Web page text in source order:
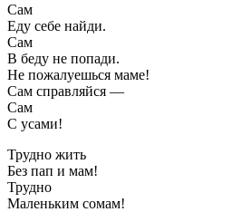
Сам
Еду себе найди.
Сам
В беду не попади.
Не пожалуешься маме!
Сам справляйся —
Сам
С усами!
Трудно жить
Без пап и мам!
Трудно
Маленьким сомам!